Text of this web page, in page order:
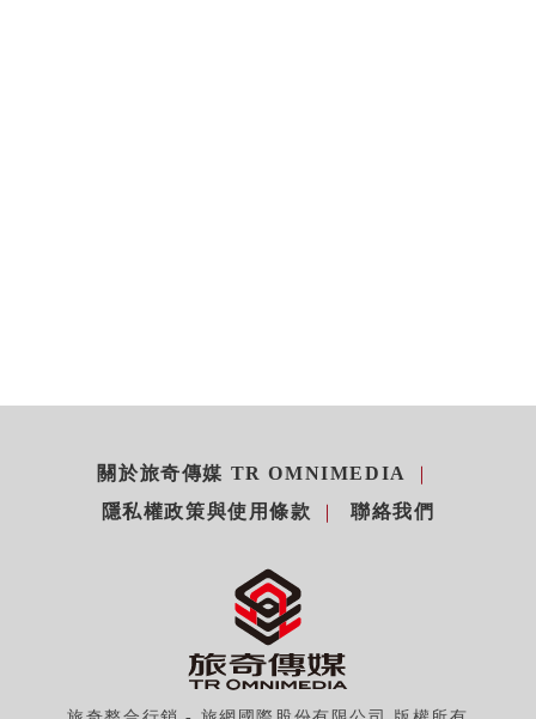
關於旅奇傳媒 TR OMNIMEDIA
隱私權政策與使用條款
聯絡我們